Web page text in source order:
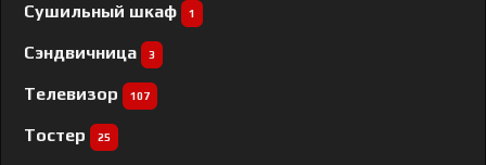
Сушильный шкаф 1
Сэндвичница 3
Телевизор 107
Тостер 25